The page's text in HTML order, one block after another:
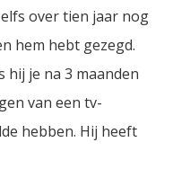
over tien jaar nog
hem hebt gezegd.
hij je na 3 maanden
van een tv-
hebben. Hij heeft